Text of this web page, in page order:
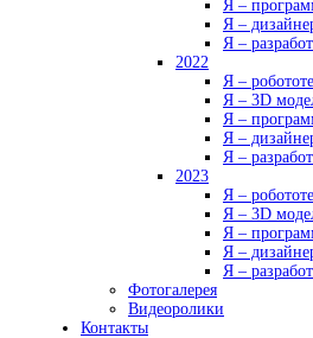
Я –
Я –
Я –
2022
Я –
Я – 3D
Я –
Я –
Я –
2023
Я –
Я – 3D
Я –
Я –
Я –
Фотогалерея
Видеоролики
Контакты